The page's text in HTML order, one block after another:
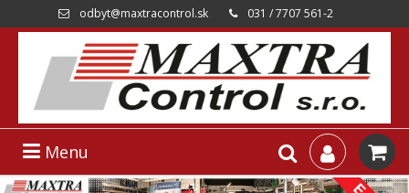
odbyt@maxtracontrol.sk 031 / 7707 561-2
Menu